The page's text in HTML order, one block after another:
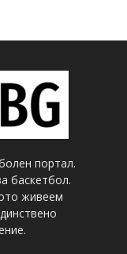
портал.
баскетбол.
живеем